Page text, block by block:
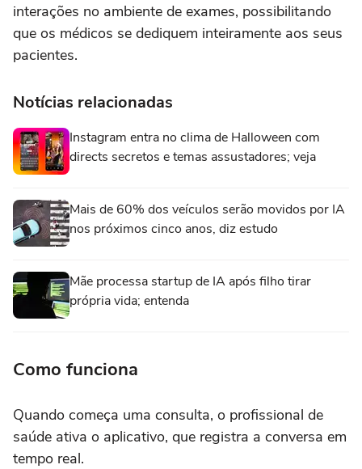
interações no ambiente de exames, possibilitando
que os médicos se dediquem inteiramente aos seus
pacientes.
Notícias relacionadas
Instagram entra no clima de Halloween com
directs secretos e temas assustadores; veja
Mais de 60% dos veículos serão movidos por IA
nos próximos cinco anos, diz estudo
Mãe processa startup de IA após filho tirar
própria vida; entenda
Como funciona
Quando começa uma consulta, o profissional de
saúde ativa o aplicativo, que registra a conversa em
tempo real.